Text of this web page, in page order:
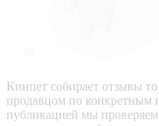
Кинпет собирает отзывы
продавцом по конкретным
публикацией мы